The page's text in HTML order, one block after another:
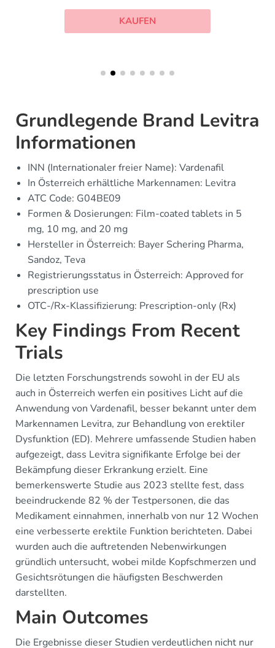
KAUFEN
Grundlegende Brand Levitra
Informationen
INN (Internationaler freier Name): Vardenafil
In Österreich erhältliche Markennamen: Levitra
ATC Code: G04BE09
Formen & Dosierungen: Film-coated tablets in 5
mg, 10 mg, and 20 mg
Hersteller in Österreich: Bayer Schering Pharma,
Sandoz, Teva
Registrierungsstatus in Österreich: Approved for
prescription use
OTC-/Rx-Klassifizierung: Prescription-only (Rx)
Key Findings From Recent
Trials
Die letzten Forschungstrends sowohl in der EU als
auch in Österreich werfen ein positives Licht auf die
Anwendung von Vardenafil, besser bekannt unter dem
Markennamen Levitra, zur Behandlung von erektiler
Dysfunktion (ED). Mehrere umfassende Studien haben
aufgezeigt, dass Levitra signifikante Erfolge bei der
Bekämpfung dieser Erkrankung erzielt. Eine
bemerkenswerte Studie aus 2023 stellte fest, dass
beeindruckende 82 % der Testpersonen, die das
Medikament einnahmen, innerhalb von nur 12 Wochen
eine verbesserte erektile Funktion berichteten. Dabei
wurden auch die auftretenden Nebenwirkungen
gründlich untersucht, wobei milde Kopfschmerzen und
Gesichtsrötungen die häufigsten Beschwerden
darstellten.
Main Outcomes
Die Ergebnisse dieser Studien verdeutlichen nicht nur